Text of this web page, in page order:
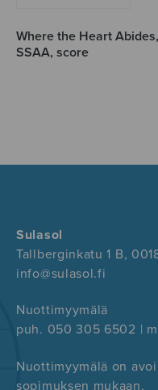
Where the Heart Abides,
SSAA, score
Sulasol
Tallberginkatu 1 B,
info@sulasol.fi
Nuottimyymälä
puh. 050 305 6502 |
Nuottimyymälä on
sopimuksen mukaan.